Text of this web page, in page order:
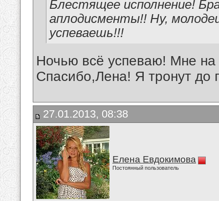
Блестящее исполнение!
аплодисменты!! Ну,
успеваешь!!!
Ночью всё успеваю! Мне
Спасибо,Лена! Я тронут до
27.01.2013, 08:38
Елена Евдокимова
Постоянный пользователь